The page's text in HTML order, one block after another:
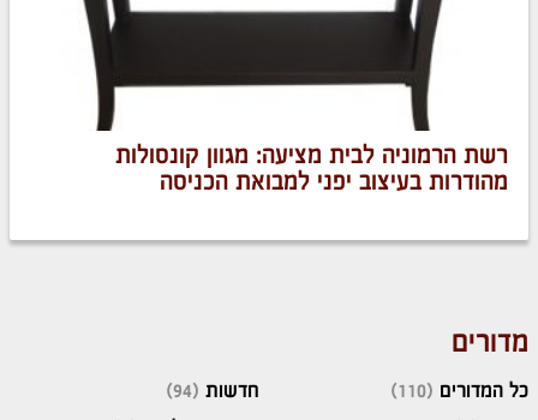
רשת הרמוניה לבית מציעה: מגוון קונסולות
מהודרות בעיצוב יפני למבואת הכניסה
מדורים
כל המדורים (110)
חדשות (94)